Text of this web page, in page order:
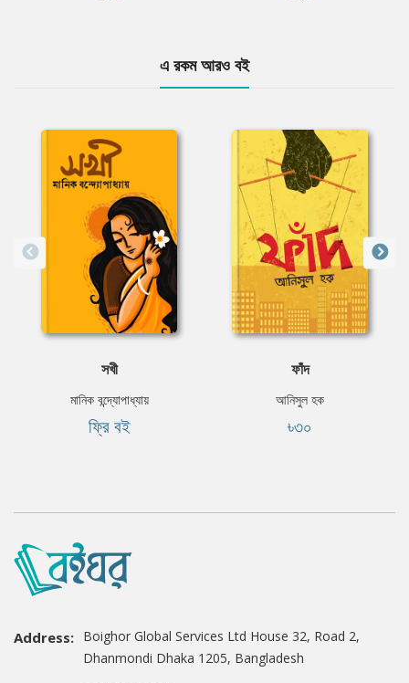
এ রকম আরও বই
সখী
মানিক বন্দ্যোপাধ্যায়
ফ্রি বই
ফাঁদ
আনিসুল হক
৳৩০
Address: Boighor Global Services Ltd House 32, Road 2,
Dhanmondi Dhaka 1205, Bangladesh